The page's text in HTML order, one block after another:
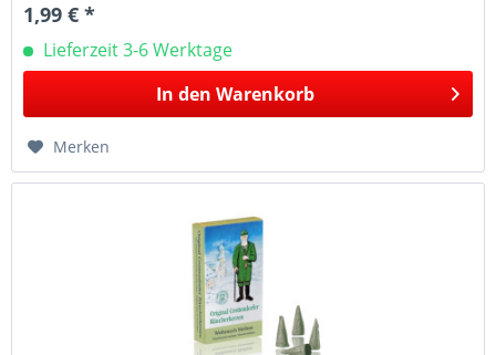
1,99 € *
Lieferzeit 3-6 Werktage
In den Warenkorb
Merken